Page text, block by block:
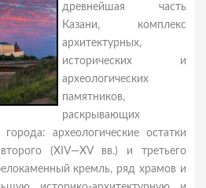
древнейшая часть
Казани, комплекс
архитектурных,
исторических и
археологических
памятников,
раскрывающих
археологические остатки
(XIV—XV вв.) и третьего
кремль, ряд храмов и